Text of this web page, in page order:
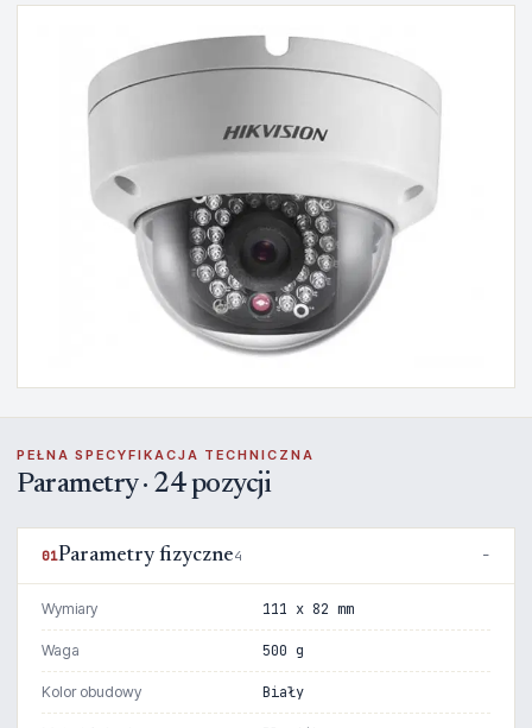
PEŁNA SPECYFIKACJA TECHNICZNA
Parametry · 24 pozycji
01Parametry fizyczne4
Wymiary 111 x 82 mm
Waga 500 g
Kolor obudowy Biały